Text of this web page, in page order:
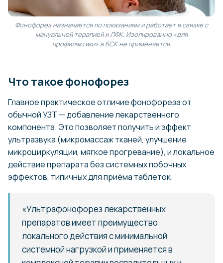
Фонофорез назначается по показаниям и работает в связке с
мануальной терапией и ЛФК. Изолированно «для
профилактики» в БСК не применяется.
Что такое фонофорез
Главное практическое отличие фонофореза от
обычной УЗТ — добавление лекарственного
компонента. Это позволяет получить и эффект
ультразвука (микромассаж тканей, улучшение
микроциркуляции, мягкое прогревание), и локальное
действие препарата без системных побочных
эффектов, типичных для приёма таблеток.
«Ультрафонофорез лекарственных
препаратов имеет преимущество
локального действия с минимальной
системной нагрузкой и применяется в